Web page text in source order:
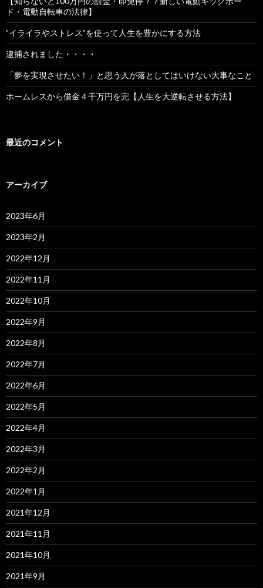
ド・電動自転車の法律】
”イライラやストレス”を使って人生を豊かにする方法
逮捕されました・・・・
「夢を実現させたい！」と思う人が落としてはいけない大事なこと
ホームレスから借金４千万円を完【人生を大逆転させる方法】
最近のコメント
アーカイブ
2023年6月
2023年2月
2022年12月
2022年11月
2022年10月
2022年9月
2022年8月
2022年7月
2022年6月
2022年5月
2022年4月
2022年3月
2022年2月
2022年1月
2021年12月
2021年11月
2021年10月
2021年9月